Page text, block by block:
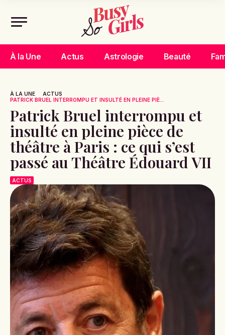
À la Une Actus Astrologie Beauté
À LA UNE
ACTUS
PATRICK BRUEL INTERROMPU ET INSULTÉ EN PLEINE PIÈ...
Patrick Bruel interrompu et
insulté en pleine pièce de
théâtre à Paris : ce qui s’est
passé au Théâtre Édouard VII
ACTUS